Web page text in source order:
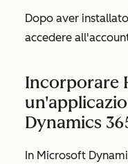
Dopo aver
accedere
Incorporare
Dynamics
In Microsoft